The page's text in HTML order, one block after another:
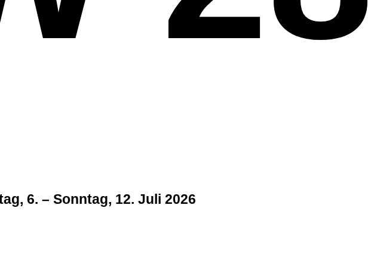
6. – Sonntag, 12. Juli 2026